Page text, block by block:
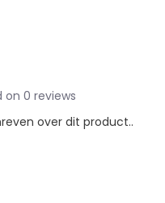
on 0 reviews
over dit product..